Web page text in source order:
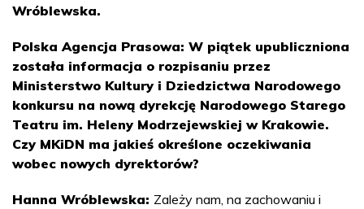
Wróblewska.
Polska Agencja Prasowa: W piątek upubliczniona
została informacja o rozpisaniu przez
Ministerstwo Kultury i Dziedzictwa Narodowego
konkursu na nową dyrekcję Narodowego Starego
Teatru im. Heleny Modrzejewskiej w Krakowie.
Czy MKiDN ma jakieś określone oczekiwania
wobec nowych dyrektorów?
Hanna Wróblewska: Zależy nam, na zachowaniu i